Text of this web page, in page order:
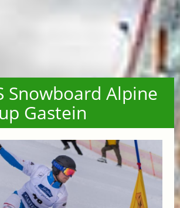
Snowboard Alpine
Gastein